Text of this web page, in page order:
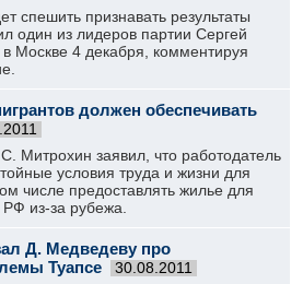
спешить признавать результаты
один из лидеров партии Сергей
Москве 4 декабря, комментируя
должен обеспечивать
Митрохин заявил, что работодатель
условия труда и жизни для
числе предоставлять жилье для
из-за рубежа.
Д. Медведеву про
Туапсе
30.08.2011